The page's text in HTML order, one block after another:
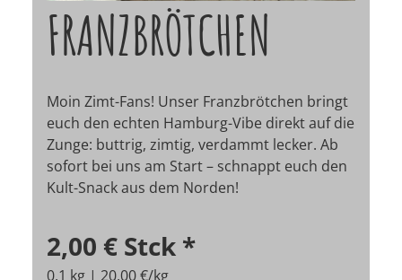
FRANZBRÖTCHEN
Moin Zimt-Fans! Unser Franzbrötchen bringt
euch den echten Hamburg-Vibe direkt auf die
Zunge: buttrig, zimtig, verdammt lecker. Ab
sofort bei uns am Start – schnappt euch den
Kult-Snack aus dem Norden!
2,00 € Stck *
0,1 kg | 20,00 €/kg